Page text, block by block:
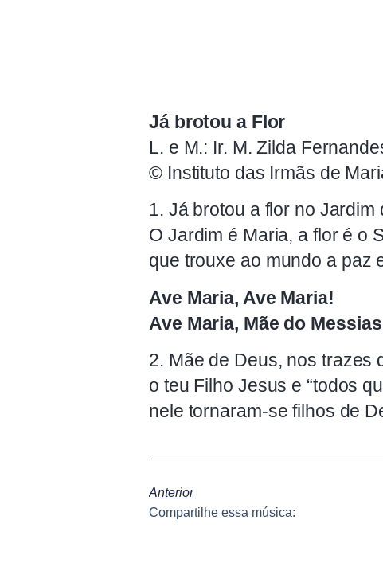
Já brotou a Flor
L. e M.: Ir. M. Zilda
© Instituto das Irmãs de
1. Já brotou a flor no Jardim
O Jardim é Maria, a flor é o
que trouxe ao mundo a paz
Ave Maria, Ave Maria!
Ave Maria, Mãe do
2. Mãe de Deus, nos trazes
o teu Filho Jesus e “todos
nele tornaram-se filhos de
Anterior
Compartilhe essa música: